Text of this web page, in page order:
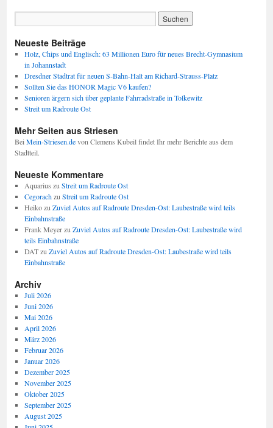
Neueste Beiträge
Holz, Chips und Englisch: 63 Millionen Euro für neues Brecht-Gymnasium
in Johannstadt
Dresdner Stadtrat für neuen S-Bahn-Halt am Richard-Strauss-Platz
Sollten Sie das HONOR Magic V6 kaufen?
Senioren ärgern sich über geplante Fahrradstraße in Tolkewitz
Streit um Radroute Ost
Mehr Seiten aus Striesen
Bei Mein-Striesen.devon Clemens Kubeil findet Ihr mehr Berichte aus dem
Stadtteil.
Neueste Kommentare
Aquarius zu Streit um Radroute Ost
Cegorachzu Streit um Radroute Ost
Heikozu Zuviel Autos auf Radroute Dresden-Ost: Laubestraße wird teils
Einbahnstraße
Frank Meyerzu Zuviel Autos auf Radroute Dresden-Ost: Laubestraße wird
teils Einbahnstraße
DATzu Zuviel Autos auf Radroute Dresden-Ost: Laubestraße wird teils
Einbahnstraße
Archiv
Juli 2026
Juni 2026
Mai 2026
April 2026
März 2026
Februar 2026
Januar 2026
Dezember 2025
November 2025
Oktober 2025
September 2025
August 2025